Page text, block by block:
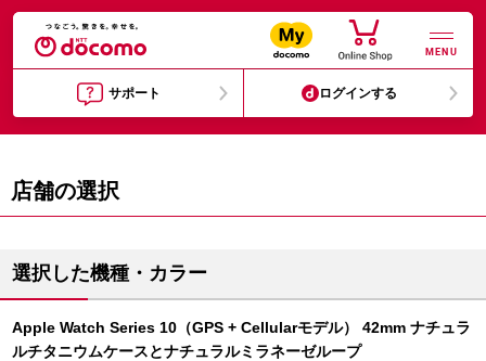
MENU
サポート ログインする
店舗の選択
選択した機種・カラー
Apple Watch Series 10（GPS + Cellularモデル） 42mm ナチュラ
ルチタニウムケースとナチュラルミラネーゼループ